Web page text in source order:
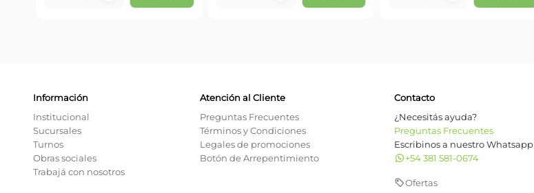
Información
Institucional
Sucursales
Turnos
Obras sociales
Trabajá con nosotros
Atención al Cliente
Preguntas Frecuentes
Términos y Condiciones
Legales de promociones
Botón de Arrepentimiento
Contacto
¿Necesitás ayuda?
Preguntas Frecuentes
Escribinos a nuestro Whatsapp
+54 381 581-0674
Ofertas